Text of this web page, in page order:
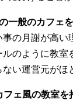
一般のカフェ
の月謝が高
のように教
い運営元がほ
ェ風の教室を